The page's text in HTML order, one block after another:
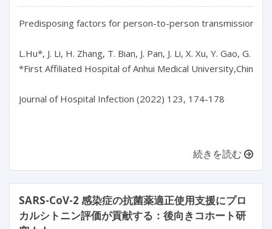
Predisposing factors for person-to-person transmission
L.Hu*, J. Li, H. Zhang, T. Bian, J. Pan, J. Li, X. Xu, Y. Gao, G.
*First Affiliated Hospital of Anhui Medical University,China
Journal of Hospital Infection (2022) 123, 174-178
続きを読む
SARS-CoV-2 感染症の抗菌薬適正使用支援にプロ
カルシトニン評価が貢献する：後向きコホート研